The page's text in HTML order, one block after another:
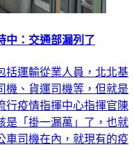
：交通部漏列了
括運輸從業人員，北北基
機、貨運司機等，但就是
行疫情指揮中心指揮官陳
是「掛一漏萬」了，也就
車司機在內，就現有的疫